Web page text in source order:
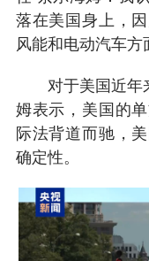
落在美国身上，
风能和电动汽车方
对于美国近年
姆表示，美国的
际法背道而驰，
确定性。